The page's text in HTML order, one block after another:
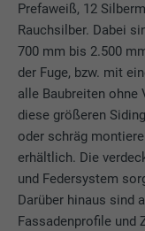
Prefaweiß, 12
Rauchsilber. Dabei
700 mm bis 2.500
der Fuge, bzw. mit
alle Baubreiten ohne
diese größeren
oder schräg
erhältlich. Die
und Federsystem
Darüber hinaus sind
Fassadenprofile und